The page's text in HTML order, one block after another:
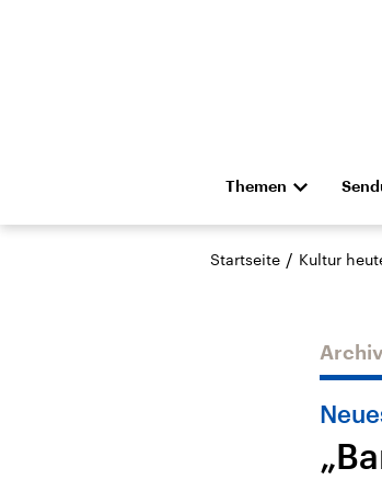
Themen
Die Nachrichten
Hörspiel und Feature
Landtagswahl
Anhalt 2026
Startseite / Kultur
Archiv